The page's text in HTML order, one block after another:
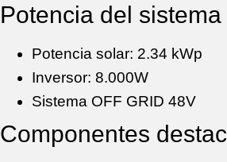
Potencia del sistema
Potencia solar: 2.34 kWp
Inversor: 8.000W
Sistema OFF GRID 48V
Componentes